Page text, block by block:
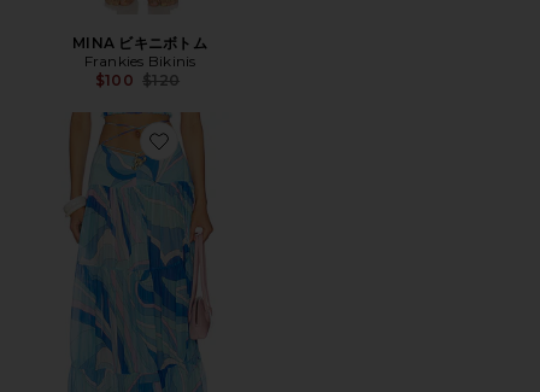
MINA ビキニボトム
Frankies Bikinis
$100 Previous price:
$120
Favorite SONG LOBSTER スカート